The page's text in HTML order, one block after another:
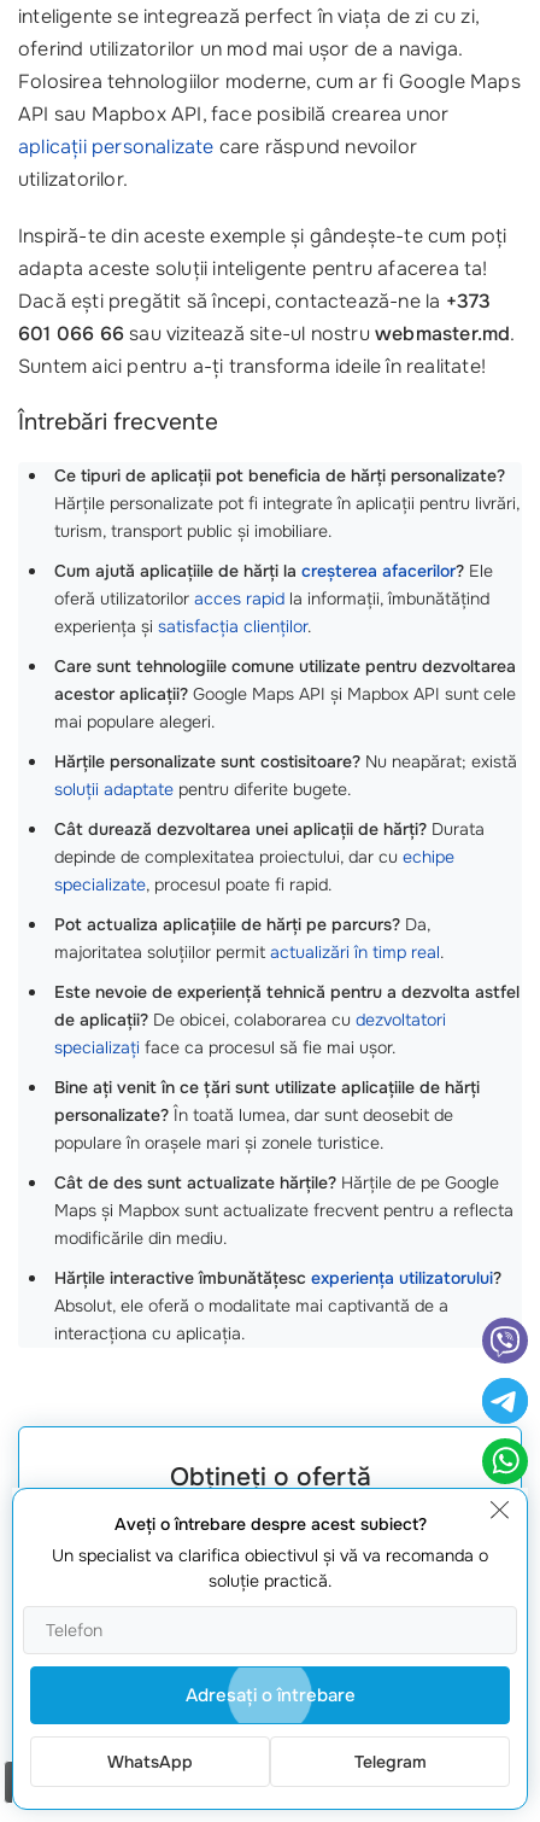
inteligente se integrează perfect în viața de zi cu zi,
oferind utilizatorilor un mod mai ușor de a naviga.
Folosirea tehnologiilor moderne, cum ar fi Google Maps
API sau Mapbox API, face posibilă crearea unor
aplicații personalizate care răspund nevoilor
utilizatorilor.
Inspiră-te din aceste exemple și gândește-te cum poți
adapta aceste soluții inteligente pentru afacerea ta!
Dacă ești pregătit să începi, contactează-ne la +373
601 066 66sau vizitează site-ul nostruwebmaster.md.
Suntem aici pentru a-ți transforma ideile în realitate!
Întrebări frecvente
Ce tipuri de aplicații pot beneficia de hărți personalizate?
Hărțile personalizate pot fi integrate în aplicații pentru livrări,
turism, transport public și imobiliare.
Cum ajută aplicațiile de hărți la creșterea afacerilor? Ele
oferă utilizatorilor acces rapid la informații, îmbunătățind
experiența și satisfacția clienților.
Care sunt tehnologiile comune utilizate pentru dezvoltarea
acestor aplicații? Google Maps API și Mapbox API sunt cele
mai populare alegeri.
Hărțile personalizate sunt costisitoare? Nu neapărat; există
soluții adaptate pentru diferite bugete.
Cât durează dezvoltarea unei aplicații de hărți? Durata
depinde de complexitatea proiectului, dar cu echipe
specializate, procesul poate fi rapid.
Pot actualiza aplicațiile de hărți pe parcurs? Da,
majoritatea soluțiilor permit actualizări în timp real.
Este nevoie de experiență tehnică pentru a dezvolta astfel
de aplicații? De obicei, colaborarea cu dezvoltatori
specializați face ca procesul să fie mai ușor.
Bine ați venit în ce țări sunt utilizate aplicațiile de hărți
personalizate? În toată lumea, dar sunt deosebit de
populare în orașele mari și zonele turistice.
Cât de des sunt actualizate hărțile? Hărțile de pe Google
Maps și Mapbox sunt actualizate frecvent pentru a reflecta
modificările din mediu.
Hărțile interactive îmbunătățesc experiența utilizatorului?
Absolut, ele oferă o modalitate mai captivantă de a
interacționa cu aplicația.
Obțineți o ofertă
Solicită oferta
Aveţi o întrebare despre acest subiect?
Un specialist va clarifica obiectivul şi vă va recomanda o
soluţie practică.
Adresaţi o întrebare
WhatsApp Telegram
Comanda un apel